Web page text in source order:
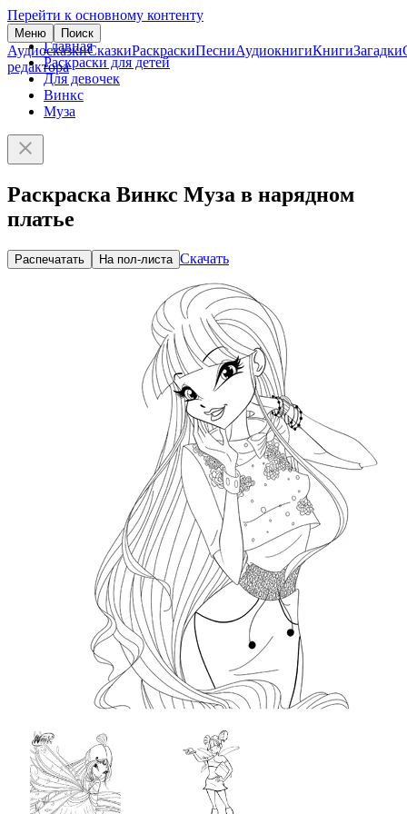
Перейти к основному контенту
Меню Поиск
АудиосказкиСказкиРаскраскиПесниАудиокнигиКнигиЗагадки
редактора
Главная
Раскраски для детей
Для девочек
Винкс
Муза
Раскраска Винкс Муза в нарядном
платье
Распечатать На пол-листа Скачать